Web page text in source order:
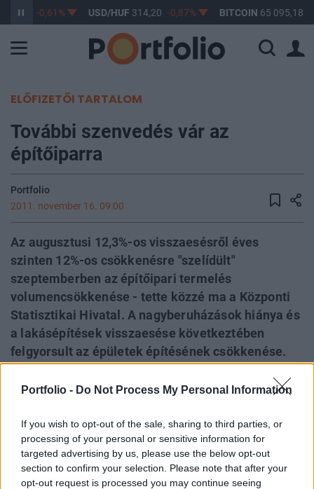
Portfolio - Do Not Process My Personal Information
If you wish to opt-out of the sale, sharing to third parties, or
processing of your personal or sensitive information for
targeted advertising by us, please use the below opt-out
section to confirm your selection. Please note that after your
opt-out request is processed you may continue seeing
-0,61% USD/HUF314,20 -0,87% BITCOIN65 095,18
ELŐFIZETŐI TARTALOM
További szenvedés vár az
építőiparra
Portfolio
2011. november 16. 09:00
Az augusztusi 12,3%-os visszaesésről éves
szinten 12%-os csökkenésre "szelídült"
szeptemberben az építőipari termelés
volumencsökkenése - tette közzé ma a Központi
Statisztikai Hivatal. A nagyberuházások hiánya és
a lakásépítések visszaesése következtében
felgyorsult az épületek építésének csökkenése.
munkákra vonatkozó, megkötött szerződések
egy évvel korábbinál, ami sok jót nem vetít előre
az ágazat számára. Az építőipar termelői árai
2011 III. negyedévében az előző év azonos
időszakához viszonyítva 1,8%-kal emelkedtek.